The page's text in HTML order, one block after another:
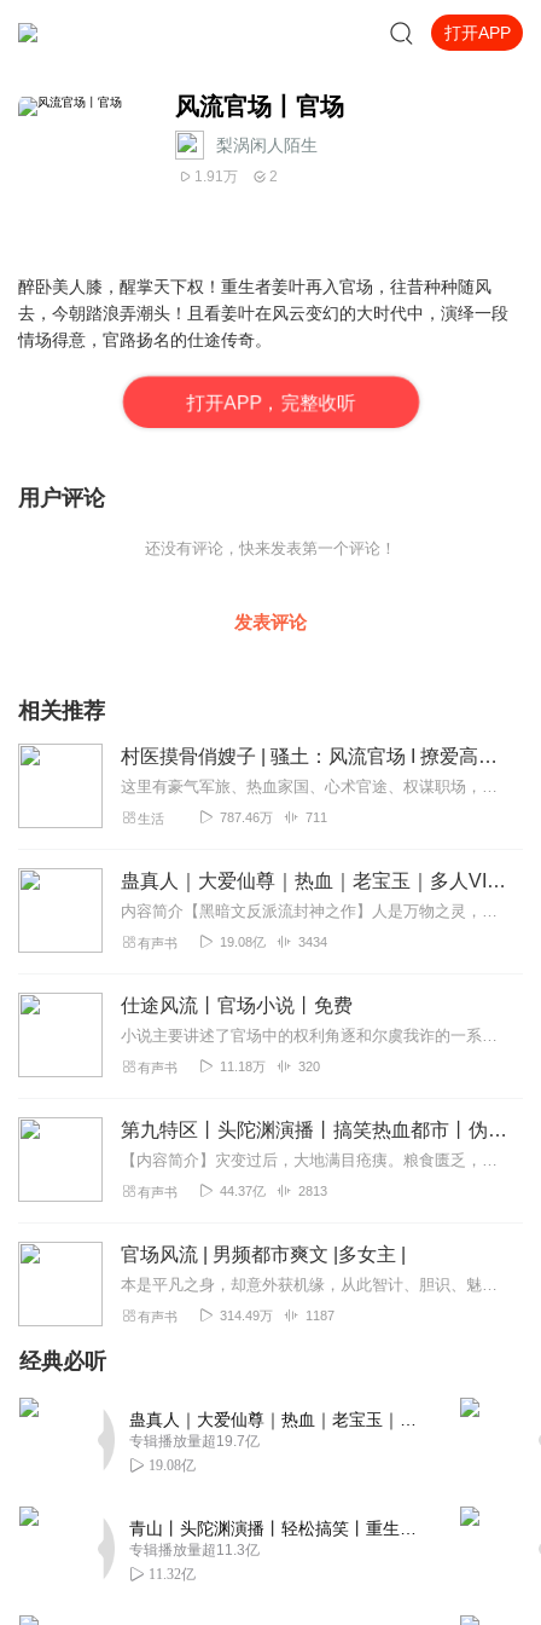
打开APP
风流官场丨官场
梨涡闲人陌生
1.91万 2
醉卧美人膝，醒掌天下权！重生者姜叶再入官场，往昔种种随风
去，今朝踏浪弄潮头！且看姜叶在风云变幻的大时代中，演绎一段
情场得意，官路扬名的仕途传奇。
打开APP，完整收听
用户评论
还没有评论，快来发表第一个评论！
发表评论
相关推荐
村医摸骨俏嫂子 | 骚土：风流官场 I 撩爱高手I草根逆袭I爆笑热血I都市爽文
这里有豪气军旅、热血家国、心术官途、权谋职场，当然啦，也绝对少不了香艳花丛..
生活 787.46万 711
蛊真人｜大爱仙尊｜热血｜老宝玉｜多人VIP免费有声剧
内容简介【黑暗文反派流封神之作】人是万物之灵，蛊是天地真精。一个穿越者不断重生的故事。一个养蛊、炼蛊、用蛊的奇特世界。配音组（男角色）老宝玉旁白...
有声书 19.08亿 3434
仕途风流丨官场小说丨免费
小说主要讲述了官场中的权利角逐和尔虞我诈的一系列故事。从学校到公务员，从机关到乡镇，从县到市，从省里到中央。将带您深深潜入中国公务员系统庞大、复杂而精彩的内部世...
有声书 11.18万 320
第九特区丨头陀渊演播丨搞笑热血都市丨伪戒丨VIP免费多人有声剧
【内容简介】灾变过后，大地满目疮痍。粮食匮乏，资源紧俏，局势混乱……一位从待规划区杀出来的青年，背对着漫天黄沙，孤身来到九区谋生，却不曾想偶然结识三五好友，一念...
有声书 44.37亿 2813
官场风流 | 男频都市爽文 |多女主 |
本是平凡之身，却意外获机缘，从此智计、胆识、魅力一路飙升，在市井与官场之间左右逢源。凭借过人手腕步步攀升，权势、财富、美人尽揽怀中。名门闺秀、江湖侠女、温婉佳人...
有声书 314.49万 1187
经典必听
专辑播放量超19.7亿
19.08亿
专辑播放量超11.3亿
11.32亿